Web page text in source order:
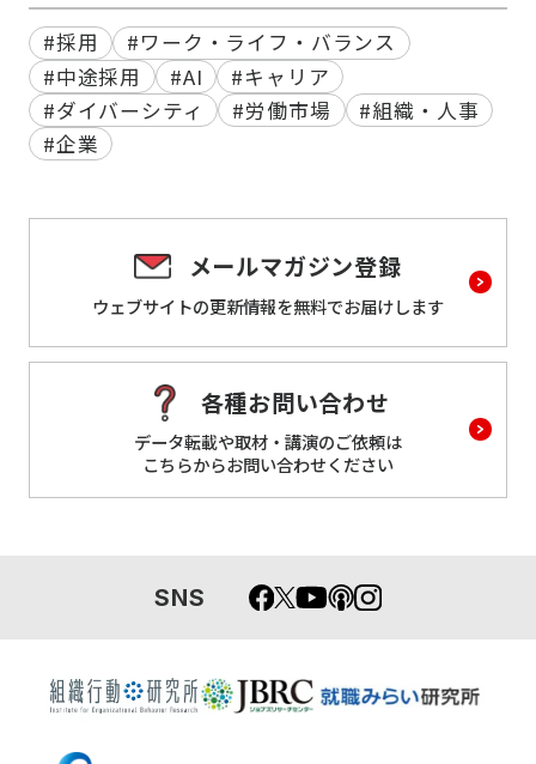
#採用
#ワーク・ライフ・バランス
#中途採用
#AI
#キャリア
#ダイバーシティ
#労働市場
#組織・人事
#企業
メールマガジン登録
ウェブサイトの更新情報を無料でお届けします
各種お問い合わせ
データ転載や取材・講演のご依頼は
こちらからお問い合わせください
SNS